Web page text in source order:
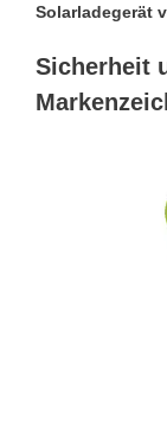
Solarladegerät
Sicherheit